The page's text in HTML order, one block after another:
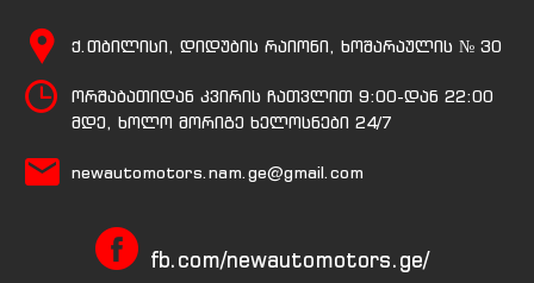
ქ.თბილისი, დიდუბის რაიონი, ხოშარაულის № 30
ორშაბათიდან კვირის ჩათვლით 9:00-დან 22:00
მდე, ხოლო მორიგე ხელოსნები 24/7
newautomotors.nam.ge@gmail.com
fb.com/newautomotors.ge/